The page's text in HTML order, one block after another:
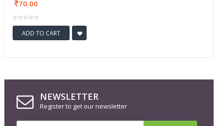
70.00
ADD TO CART
NEWSLETTER
Register to get our newsletter